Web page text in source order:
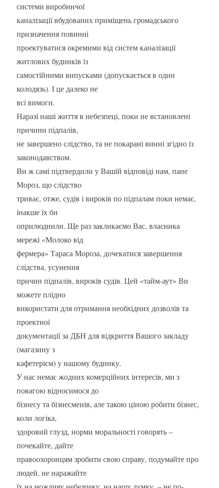
системи виробничої
каналізації вбудованих приміщень громадського
призначення повинні
проектуватися окремими від систем каналізації
житлових будинків із
самостійними випусками (допускається в один
колодязь). І це далеко не
всі вимоги.
Наразі наші життя в небезпеці, поки не встановлені
причини підпалів,
не завершено слідство, та не покарані винні згідно із
законодавством.
Ви ж самі підтвердили у Вашій відповіді нам, пане
Мороз, що слідство
триває, отже, судів і вироків по підпалам поки немає,
інакше їх би
оприлюднили. Ще раз закликаємо Вас, власника
мережі «Молоко від
фермера» Тараса Мороза, дочекатися завершення
слідства, усунення
причин підпалів, вироків судів. Цей «тайм-аут» Ви
можете плідно
використати для отримання необхідних дозволів та
проектної
документації за ДБН для відкриття Вашого закладу
(магазину з
кафетерієм) у нашому будинку.
У нас немає жодних комерційних інтересів, ми з
повагою відносимося до
бізнесу та бізнесменів, але такою ціною робити бізнес,
коли логіка,
здоровий глузд, норми моральності говорять –
почекайте, дайте
правоохоронцям зробити свою справу, подумайте про
людей, не наражайте